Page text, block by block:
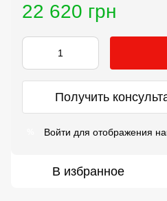
22 620 грн
Получить
Войти для отображения
В избранное